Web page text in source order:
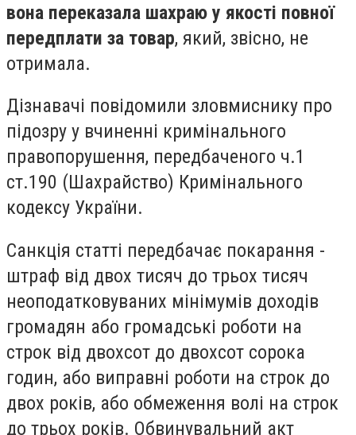
вона переказала шахраю у якості повної
передплати за товар, який, звісно, не
отримала.
Дізнавачі повідомили зловмиснику про
підозру у вчиненні кримінального
правопорушення, передбаченого ч.1
ст.190 (Шахрайство) Кримінального
кодексу України.
Санкція статті передбачає покарання -
штраф від двох тисяч до трьох тисяч
неоподатковуваних мінімумів доходів
громадян або громадські роботи на
строк від двохсот до двохсот сорока
годин, або виправні роботи на строк до
двох років, або обмеження волі на строк
до трьох років. Обвинувальний акт